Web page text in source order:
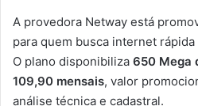
A provedora Netway está
para quem busca internet
O plano disponibiliza 650 Mega
109,90 mensais, valor
análise técnica e cadastral.